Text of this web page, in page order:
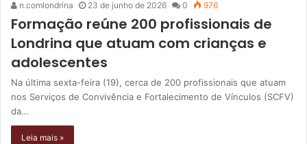
n.comlondrina 23 de junho de 2026 0 976
Formação reúne 200 profissionais de
Londrina que atuam com crianças e
adolescentes
Na última sexta-feira (19), cerca de 200 profissionais que atuam
nos Serviços de Convivência e Fortalecimento de Vínculos (SCFV)
da…
Leia mais »